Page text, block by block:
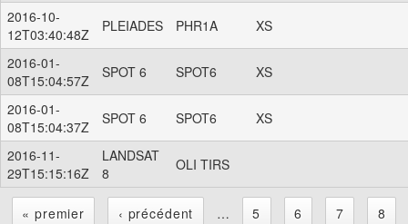
2016-10-
12T03:40:48Z
PLEIADES PHR1A XS
2016-01-
08T15:04:57Z
SPOT 6 SPOT6 XS
2016-01-
08T15:04:37Z
SPOT 6 SPOT6 XS
2016-11-
29T15:15:16Z
LANDSAT
8
OLI TIRS
« premier ‹ précédent … 5 6 7
8